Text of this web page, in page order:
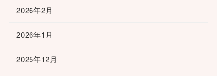
2026年2月
2026年1月
2025年12月